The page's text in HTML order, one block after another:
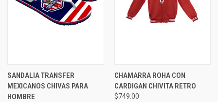
SANDALIA TRANSFER
MEXICANOS CHIVAS PARA
HOMBRE
CHAMARRA ROHA CON
CARDIGAN CHIVITA RETRO
$749.00